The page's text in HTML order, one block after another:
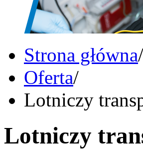
Strona główna/
Oferta/
Lotniczy
Lotniczy